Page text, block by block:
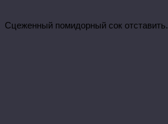
Сцеженный помидорный сок отставить.